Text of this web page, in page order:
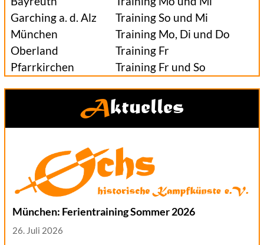
Garching a. d. Alz
Training So und Mi
München
Training Mo, Di und Do
Oberland
Training Fr
Pfarrkirchen
Training Fr und So
Aktuelles
München: Ferientraining Sommer 2026
26. Juli 2026